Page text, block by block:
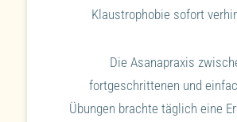
Klaustrophobie sofort
Die Asanapraxis
fortgeschrittenen und
Übungen brachte täglich eine